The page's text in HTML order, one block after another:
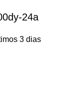
24a
3 dias